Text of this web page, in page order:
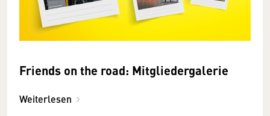
Friends on the road: Mitgliedergalerie
Weiterlesen